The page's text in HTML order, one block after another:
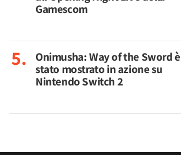
Gamescom
Onimusha: Way of the Sword è
stato mostrato in azione su
Nintendo Switch 2